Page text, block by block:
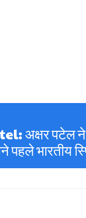
अक्षर पटेल ने
पहले भारतीय